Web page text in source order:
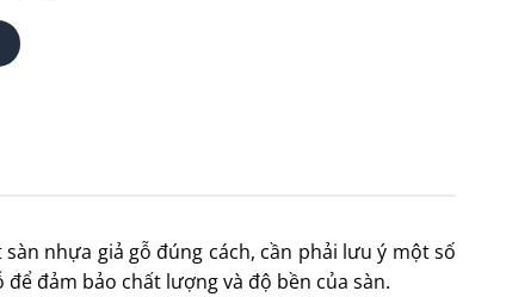
nhựa giả gỗ đúng cách, cần phải lưu ý một số
đảm bảo chất lượng và độ bền của sàn.